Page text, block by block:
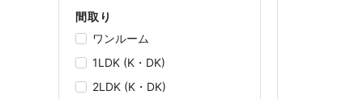
間取り
ワンルーム
1LDK (K・DK)
2LDK (K・DK)